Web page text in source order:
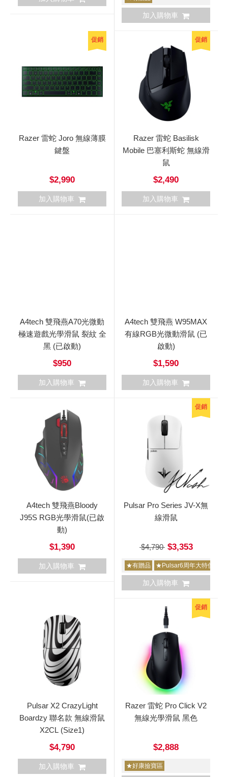
加入購物車
促銷
Razer 雷蛇 Joro 無線薄膜
鍵盤
$2,990
加入購物車
促銷
Razer 雷蛇 Basilisk
Mobile 巴塞利斯蛇 無線滑
鼠
$2,490
加入購物車
A4tech 雙飛燕A70光微動
極速遊戲光學滑鼠 裂紋 全
黑 (已啟動)
$950
加入購物車
A4tech 雙飛燕 W95MAX
有線RGB光微動滑鼠 (已
啟動)
$1,590
加入購物車
A4tech 雙飛燕Bloody
J95S RGB光學滑鼠(已啟
動)
$1,390
加入購物車
促銷
Pulsar Pro Series JV-X無
線滑鼠
$4,790$3,353
★有贈品 ★Pulsar6周年大特價
加入購物車
Pulsar X2 CrazyLight
Boardzy 聯名款 無線滑鼠
X2CL (Size1)
$4,790
加入購物車
促銷
Razer 雷蛇 Pro Click V2
無線光學滑鼠 黑色
$2,888
★好康撿寶區